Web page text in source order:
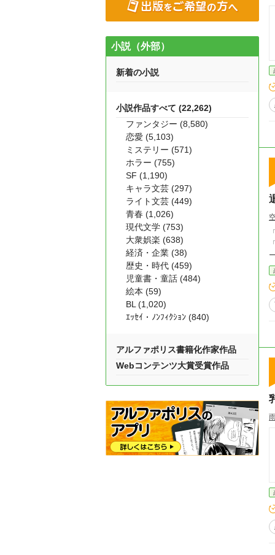
小説（外部）
新着の小説
小説作品すべて (22,262)
ファンタジー (8,580)
恋愛 (5,103)
ミステリー (571)
ホラー (755)
SF (1,190)
キャラ文芸 (297)
ライト文芸 (449)
青春 (1,026)
現代文学 (753)
大衆娯楽 (638)
経済・企業 (38)
歴史・時代 (459)
児童書・童話 (484)
絵本 (59)
BL (1,020)
ｴｯｾｲ・ﾉﾝﾌｨｸｼｮﾝ (840)
アルファポリス書籍化作家作品
Webコンテンツ大賞受賞作品